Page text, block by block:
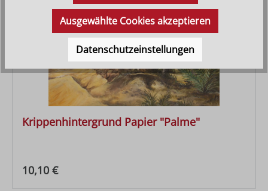
Krippenhintergrund Papier "Palme"
Regulärer Preis:
10,10 €
Ausgewählte Cookies akzeptieren
Datenschutzeinstellungen